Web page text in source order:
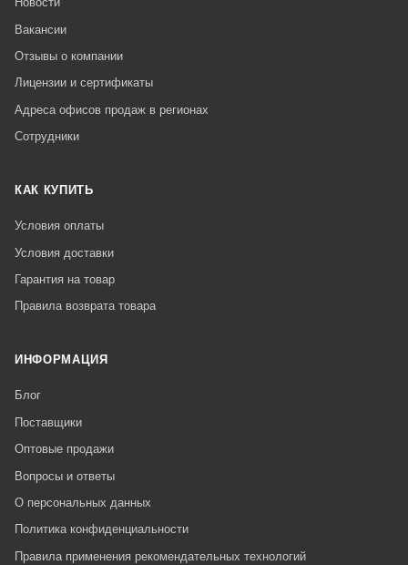
Вакансии
Отзывы о компании
Лицензии и сертификаты
Адреса офисов продаж в регионах
Сотрудники
КАК КУПИТЬ
Условия оплаты
Условия доставки
Гарантия на товар
Правила возврата товара
ИНФОРМАЦИЯ
Блог
Поставщики
Оптовые продажи
Вопросы и ответы
О персональных данных
Политика конфиденциальности
Правила применения рекомендательных технологий